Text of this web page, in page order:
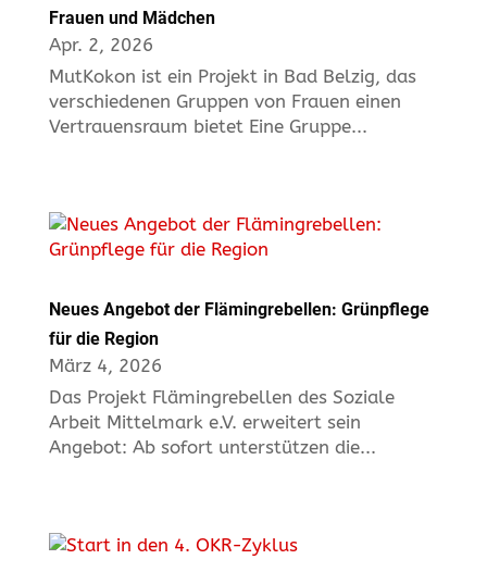
Frauen und Mädchen
Apr. 2, 2026
MutKokon ist ein Projekt in Bad Belzig, das
verschiedenen Gruppen von Frauen einen
Vertrauensraum bietet Eine Gruppe...
Neues Angebot der Flämingrebellen: Grünpflege
für die Region
März 4, 2026
Das Projekt Flämingrebellen des Soziale
Arbeit Mittelmark e.V. erweitert sein
Angebot: Ab sofort unterstützen die...